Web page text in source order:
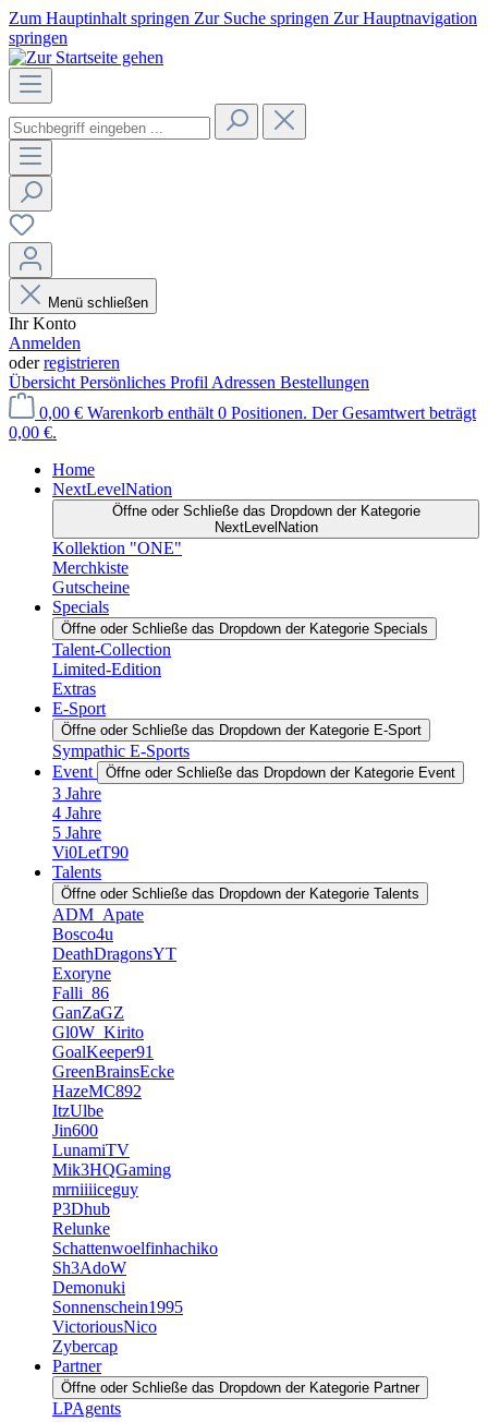
Zum Hauptinhalt springen Zur Suche springen Zur Hauptnavigation
springen
Menü schließen
Ihr Konto
Anmelden
oderregistrieren
Übersicht Persönliches Profil Adressen Bestellungen
0,00 € Warenkorb enthält 0 Positionen. Der Gesamtwert beträgt
0,00 €.
Home
NextLevelNation
Öffne oder Schließe das Dropdown der Kategorie
NextLevelNation
Kollektion "ONE"
Merchkiste
Gutscheine
Specials
Öffne oder Schließe das Dropdown der Kategorie Specials
Talent-Collection
Limited-Edition
Extras
E-Sport
Öffne oder Schließe das Dropdown der Kategorie E-Sport
Sympathic E-Sports
Event
Öffne oder Schließe das Dropdown der Kategorie Event
3 Jahre
4 Jahre
5 Jahre
Vi0LetT90
Talents
Öffne oder Schließe das Dropdown der Kategorie Talents
ADM_Apate
Bosco4u
DeathDragonsYT
Exoryne
Falli_86
GanZaGZ
Gl0W_Kirito
GoalKeeper91
GreenBrainsEcke
HazeMC892
ItzUlbe
Jin600
LunamiTV
Mik3HQGaming
mrniiiiceguy
P3Dhub
Relunke
Schattenwoelfinhachiko
Sh3AdoW
Demonuki
Sonnenschein1995
VictoriousNico
Zybercap
Partner
Öffne oder Schließe das Dropdown der Kategorie Partner
LPAgents